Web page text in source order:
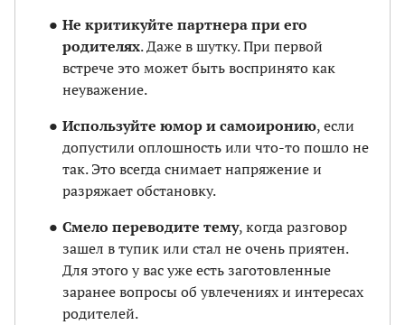
Не критикуйте партнера при его
родителях. Даже в шутку. При первой
встрече это может быть воспринято как
неуважение.
Используйте юмор и самоиронию, если
допустили оплошность или что-то пошло не
так. Это всегда снимает напряжение и
разряжает обстановку.
Смело переводите тему, когда разговор
зашел в тупик или стал не очень приятен.
Для этого у вас уже есть заготовленные
заранее вопросы об увлечениях и интересах
родителей.